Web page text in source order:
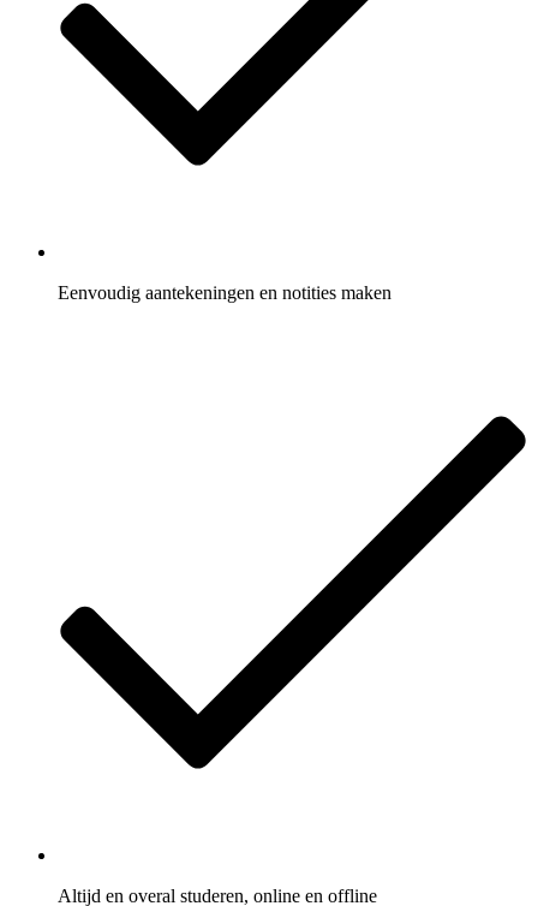
Eenvoudig aantekeningen en notities maken
Altijd en overal studeren, online en offline